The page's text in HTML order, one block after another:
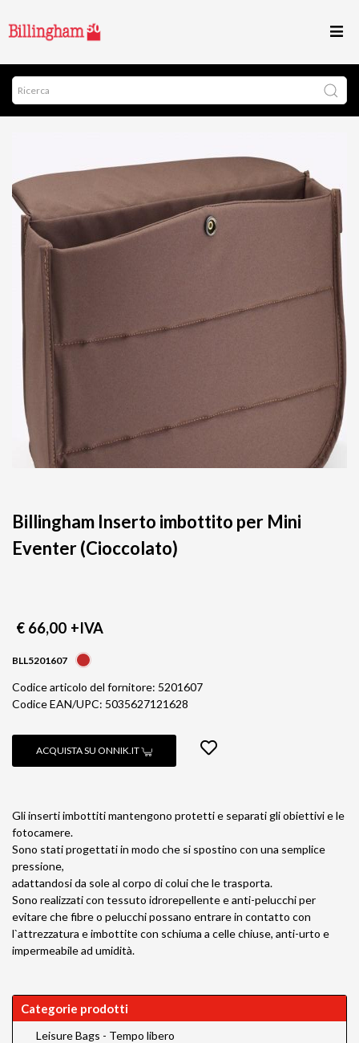
Billingham Inserto imbottito per Mini
Eventer (Cioccolato)
€ 66,00 +IVA
BLL5201607
Codice articolo del fornitore: 5201607
Codice EAN/UPC: 5035627121628
ACQUISTA SU ONNIK.IT
Gli inserti imbottiti mantengono protetti e separati gli obiettivi e le
fotocamere.
Sono stati progettati in modo che si spostino con una semplice
pressione,
adattandosi da sole al corpo di colui che le trasporta.
Sono realizzati con tessuto idrorepellente e anti-pelucchi per
evitare che fibre o pelucchi possano entrare in contatto con
l`attrezzatura e imbottite con schiuma a celle chiuse, anti-urto e
impermeabile ad umidità.
Categorie prodotti
Leisure Bags - Tempo libero